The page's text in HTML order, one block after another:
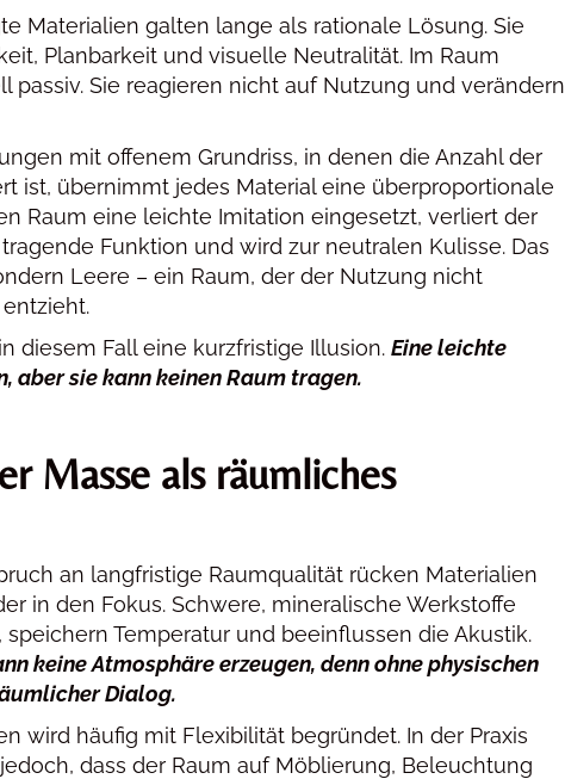
Materialien galten lange als rationale Lösung. Sie
Planbarkeit und visuelle Neutralität. Im Raum
passiv. Sie reagieren nicht auf Nutzung und verändern
mit offenem Grundriss, in denen die Anzahl der
ist, übernimmt jedes Material eine überproportionale
Raum eine leichte Imitation eingesetzt, verliert der
Funktion und wird zur neutralen Kulisse. Das
Leere – ein Raum, der der Nutzung nicht
diesem Fall eine kurzfristige Illusion. Eine leichte
aber sie kann keinen Raum tragen.
Masse als räumliches
an langfristige Raumqualität rücken Materialien
in den Fokus. Schwere, mineralische Werkstoffe
Temperatur und beeinflussen die Akustik.
keine Atmosphäre erzeugen, denn ohne physischen
Dialog.
wird häufig mit Flexibilität begründet. In der Praxis
dass der Raum auf Möblierung, Beleuchtung